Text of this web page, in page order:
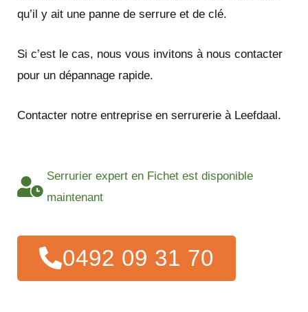
qu’il y ait une panne de serrure et de clé.
Si c’est le cas, nous vous invitons à nous contacter
pour un dépannage rapide.
Contacter notre entreprise en serrurerie à Leefdaal.
Serrurier expert en Fichet est disponible
maintenant
0492 09 31 70